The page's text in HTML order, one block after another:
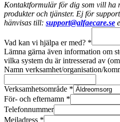
Kontaktformulär för dig som vill ha
produkter och tjänster. Ej för
hänvisas till: support@alfaecare.se
Vad kan vi hjälpa er med? *
Lämna gärna även information om
vilka system du är intresserad av
Namn verksamhet/organisation/
Verksamhetsområde *
För- och efternamn *
Telefonnummer
Mejladress *